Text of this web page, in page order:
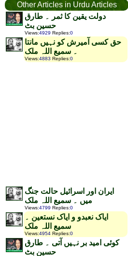
Other Articles in Urdu Articles
دولت یقین کا ثمر ۔ طارق
حسین بٹ
Views:4929 Replies:0
حق کسی آمیرش کو نہیں مانتا
۔ سمیع اللہ ملک
Views:4883 Replies:0
ایران اور اسرائیل حالت جنگ
میں ۔ سمیع اللہ ملک
Views:4799 Replies:0
ایاک نعبدو و ایاک نستعین ۔
سمیع اللہ ملک
Views:4954 Replies:0
کوئی امید بر نہیں آتی ۔ طارق
حسین بٹ